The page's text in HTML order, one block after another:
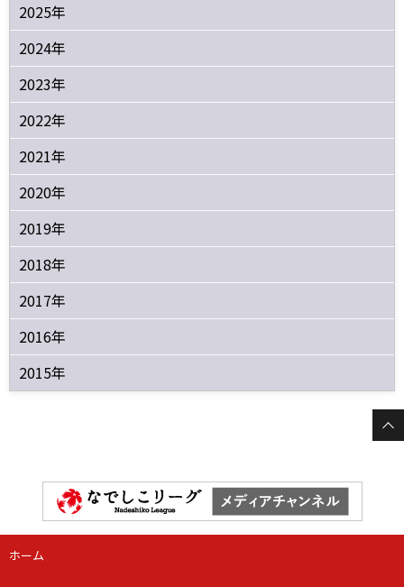
2025年
2024年
2023年
2022年
2021年
2020年
2019年
2018年
2017年
2016年
2015年
ホーム